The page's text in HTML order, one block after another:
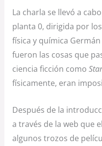
La charla se llevó a
planta 0, dirigida por
física y química
fueron las cosas que
ciencia ficción como
físicamente, eran
Después de la
a través de la web que
algunos trozos de